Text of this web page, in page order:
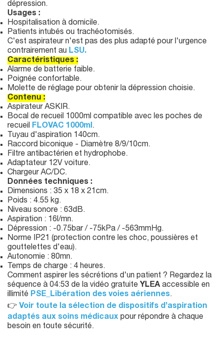
dépression.
Usages :
Hospitalisation à domicile.
Patients intubés ou trachéotomisés.
C'est aspirateur n'est pas des plus adapté pour l'urgence
contrairement au LSU.
Caractéristiques :
Alarme de batterie faible.
Poignée confortable.
Molette de réglage pour obtenir la dépression choisie.
Contenu :
Aspirateur ASKIR.
Bocal de recueil 1000ml compatible avec les poches de
recueil FLOVAC 1000ml.
Tuyau d'aspiration 140cm.
Raccord biconique - Diamètre 8/9/10cm.
Filtre antibactérien et hydrophobe.
Adaptateur 12V voiture.
Chargeur AC/DC.
Données techniques :
Dimensions : 35 x 18 x 21cm.
Poids : 4.55 kg.
Niveau sonore : 63dB.
Aspiration : 16l/mn.
Dépression : -0.75bar / -75kPa / -563mmHg.
Norme IP21 (protection contre les choc, poussières et
gouttelettes d'eau).
Autonomie : 80mn.
Temps de charge : 4 heures.
Comment aspirer les sécrétions d'un patient ? Regardez la
séquence à 04:53 de la vidéo gratuite YLEA accessible en
illimité PSE_Libération des voies aériennes.
👉 Voir toute la sélection de dispositifs d’aspiration
adaptés aux soins médicaux pour répondre à chaque
besoin en toute sécurité.